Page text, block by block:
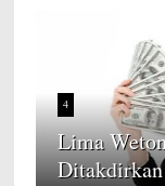
4
Lima
Ditakdirkan